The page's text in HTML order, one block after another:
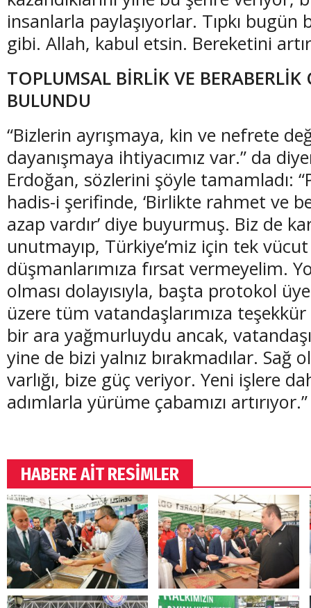
insanlarla paylaşıyorlar. Tıpkı bugün
gibi. Allah, kabul etsin. Bereketini
TOPLUMSAL BİRLİK VE BERABERLİK
BULUNDU
“Bizlerin ayrışmaya, kin ve nefrete
dayanışmaya ihtiyacımız var.” da
Erdoğan, sözlerini şöyle tamamladı:
hadis-i şerifinde, ‘Birlikte rahmet ve
azap vardır’ diye buyurmuş. Biz de
unutmayıp, Türkiye’miz için tek vücut
düşmanlarımıza fırsat vermeyelim.
olması dolayısıyla, başta protokol
üzere tüm vatandaşlarımıza
bir ara yağmurluydu ancak,
yine de bizi yalnız bırakmadılar. Sağ
varlığı, bize güç veriyor. Yeni işlere
adımlarla yürüme çabamızı artırıyor.”
HABERE AİT RESİMLER